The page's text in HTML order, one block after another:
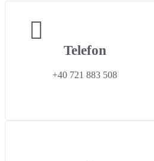
Telefon
+40 721 883 508